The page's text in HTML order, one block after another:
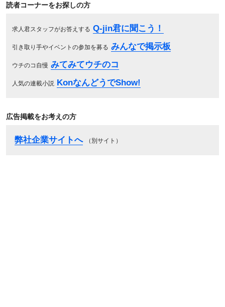
読者コーナーをお探しの方
求人君スタッフがお答えする Q-jin君に聞こう！
引き取り手やイベントの参加を募る みんなで掲示板
ウチのコ自慢 みてみてウチのコ
人気の連載小説 KonなんどうでShow!
広告掲載をお考えの方
弊社企業サイトへ （別サイト）